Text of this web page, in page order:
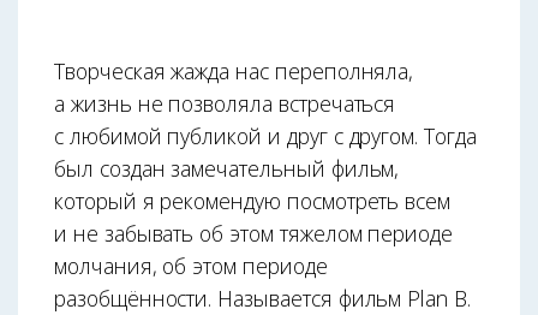
Творческая жажда нас переполняла,
а жизнь не позволяла встречаться
с любимой публикой и друг с другом. Тогда
был создан замечательный фильм,
который я рекомендую посмотреть всем
и не забывать об этом тяжелом периоде
молчания, об этом периоде
разобщённости. Называется фильм Plan B.